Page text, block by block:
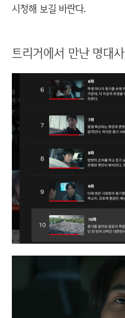
시청해 보길 바란다.
트리거에서 만난 명대사